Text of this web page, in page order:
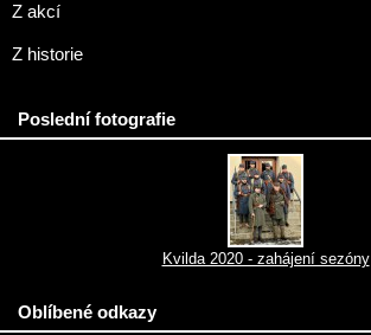
Z akcí
Z historie
Poslední fotografie
Kvilda 2020 - zahájení sezóny
Oblíbené odkazy